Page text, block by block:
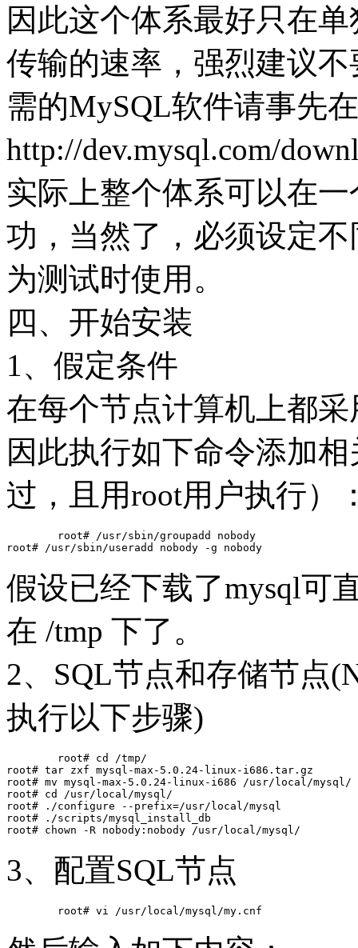
因此这个体系最好只在
传输的速率，强烈建议
需的MySQL软件请事先在
http://dev.mysql.com/
实际上整个体系可以在
功，当然了，必须设定
为测试时使用。
四、开始安装
1、假定条件
在每个节点计算机上都采
因此执行如下命令添加
过，且用root用户执行）
假设已经下载了mysql可
在 /tmp 下了。
2、SQL节点和存储节点
执行以下步骤)
root# tar zxf mysql-max-5.0.24-linux-i686.tar.gz
root# mv mysql-max-5.0.24-linux-i686 /usr/local/mysql/
root# cd /usr/local/mysql/
root# ./configure --prefix=/usr/local/mysql
root# ./scripts/mysql_install_db
3、配置SQL节点